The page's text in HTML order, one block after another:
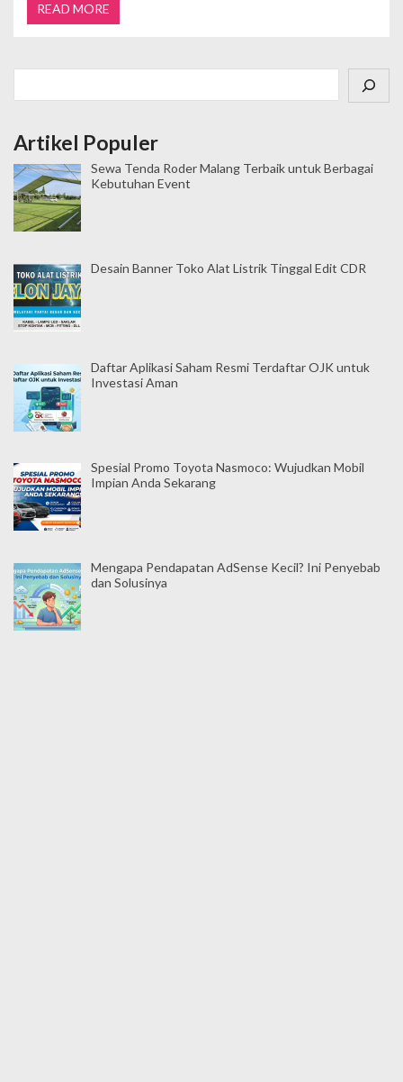
READ MORE
Artikel Populer
Sewa Tenda Roder Malang Terbaik untuk Berbagai
Kebutuhan Event
Desain Banner Toko Alat Listrik Tinggal Edit CDR
Daftar Aplikasi Saham Resmi Terdaftar OJK untuk
Investasi Aman
Spesial Promo Toyota Nasmoco: Wujudkan Mobil
Impian Anda Sekarang
Mengapa Pendapatan AdSense Kecil? Ini Penyebab
dan Solusinya